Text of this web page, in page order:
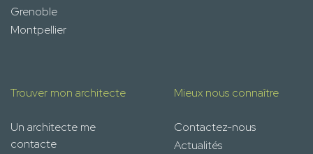
Grenoble
Montpellier
Trouver mon architecte
Un architecte me
contacte
Mieux nous connaître
Contactez-nous
Actualités